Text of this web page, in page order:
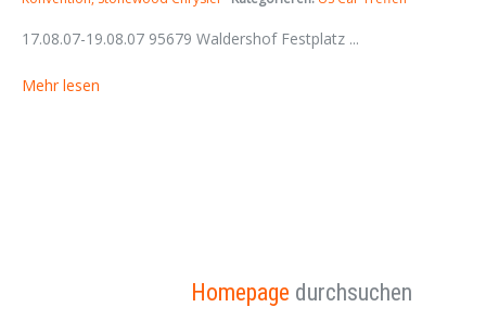
17.08.07-19.08.07 95679 Waldershof Festplatz ...
Mehr lesen
Homepage durchsuchen